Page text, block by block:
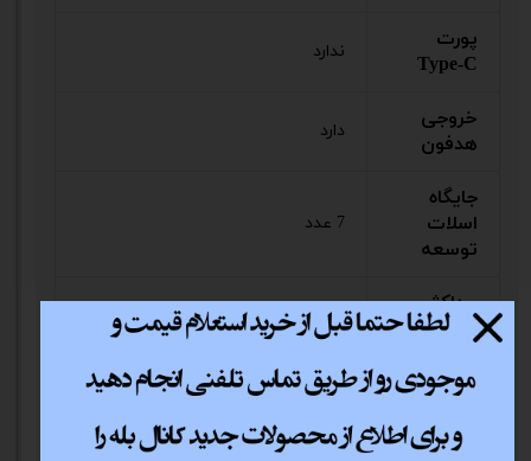
پورت
Type-C
ندارد
خروجی
هدفون
دارد
جایگاه
اسلات
توسعه
7 عدد
حداکثر
ارتفاع
پردازنده
165 میلیمتر
پورت
دارد